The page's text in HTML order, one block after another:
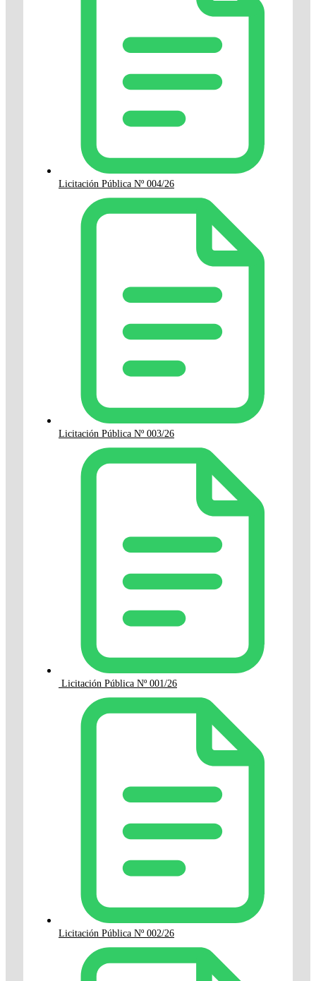
Licitación Pública Nº 004/26
Licitación Pública Nº 003/26
Licitación Pública Nº 001/26
Licitación Pública Nº 002/26